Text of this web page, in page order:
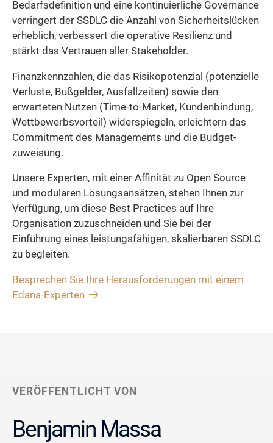
Bedarfs­definition und eine kontinuierliche Governance
verringert der SSDLC die Anzahl von Sicherheitslücken
erheblich, verbessert die operative Resilienz und
stärkt das Vertrauen aller Stakeholder.
Finanz­kennzahlen, die das Risikopotenzial (potenzielle
Verluste, Bußgelder, Ausfallzeiten) sowie den
erwarteten Nutzen (Time-to-Market, Kunden­bindung,
Wettbewerbsvorteil) widerspiegeln, erleichtern das
Commitment des Managements und die Budget­
zuweisung.
Unsere Experten, mit einer Affinität zu Open Source
und modularen Lösungsansätzen, stehen Ihnen zur
Verfügung, um diese Best Practices auf Ihre
Organisation zuzuschneiden und Sie bei der
Einführung eines leistungsfähigen, skalierbaren SSDLC
zu begleiten.
Besprechen Sie Ihre Herausforderungen mit einem
Edana-Experten
VERÖFFENTLICHT VON
Benjamin Massa